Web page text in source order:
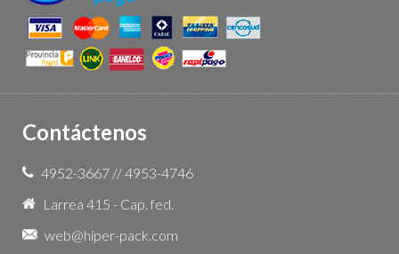
Contáctenos
4952-3667 //4953-4746
Larrea 415 - Cap. fed.
web@hiper-pack.com